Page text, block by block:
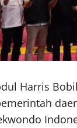
Harris